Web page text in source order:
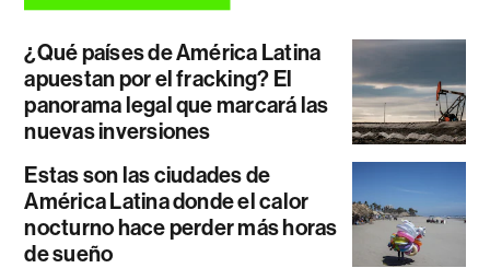
¿Qué países de América Latina
apuestan por el fracking? El
panorama legal que marcará las
nuevas inversiones
Estas son las ciudades de
América Latina donde el calor
nocturno hace perder más horas
de sueño